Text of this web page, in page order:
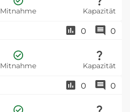
Mitnahme Kapazität
0 0
Mitnahme Kapazität
0 0